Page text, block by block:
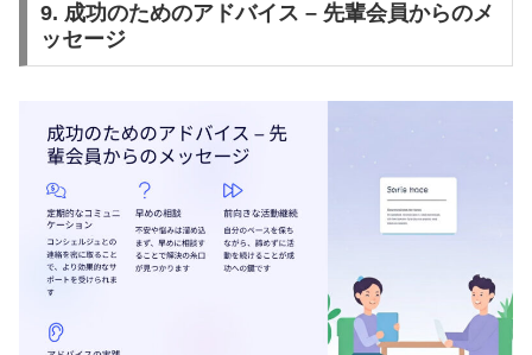
9. 成功のためのアドバイス – 先輩会員からのメ
ッセージ